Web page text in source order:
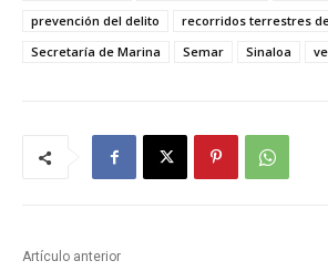
prevención del delito
recorridos terrestres
Secretaría de Marina
Semar Sinaloa
Artículo anterior